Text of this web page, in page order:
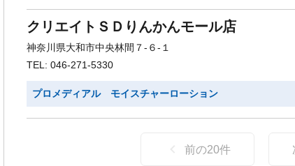
クリエイトＳＤりんかんモール店
神奈川県大和市中央林間７-６-１
TEL: 046-271-5330
プロメディアル モイスチャーローション
前の20件